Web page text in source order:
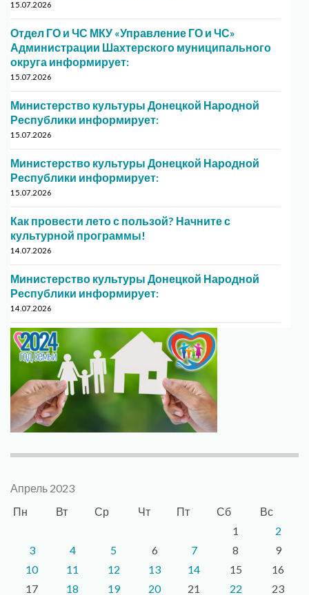
15.07.2026
Отдел ГО и ЧС МКУ «Управление ГО и ЧС»
Администрации Шахтерского муниципального
округа информирует:
15.07.2026
Министерство культуры Донецкой Народной
Республики информирует:
15.07.2026
Министерство культуры Донецкой Народной
Республики информирует:
15.07.2026
Как провести лето с пользой? Начните с
культурной программы!
14.07.2026
Министерство культуры Донецкой Народной
Республики информирует:
14.07.2026
Апрель 2023
Пн
Вт Ср Чт Пт Сб
Вс
1
2
3
4 5 6 7 8
9
10
11 12 13 14 15
16
17
18 19 20 21 22 23